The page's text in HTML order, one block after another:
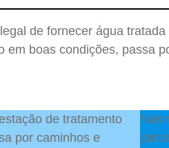
de fornecer água
em boas condições, passa
de tratamento
por caminhos e
Nos